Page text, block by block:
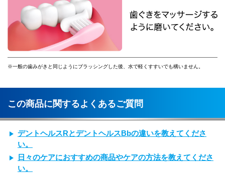
※一般の歯みがきと同じようにブラッシングした後、水で軽くすすいでも構いません。
この商品に関するよくあるご質問
デントヘルスRとデントヘルスBbの違いを教えてくださ
い。
日々のケアにおすすめの商品やケアの方法を教えてくださ
い。